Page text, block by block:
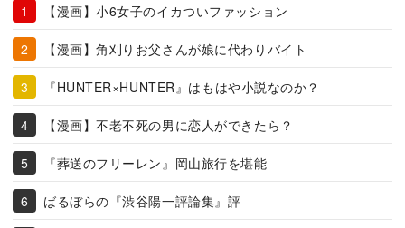
【漫画】小6女子のイカついファッション
【漫画】角刈りお父さんが娘に代わりバイト
『HUNTER×HUNTER』はもはや小説なのか？
【漫画】不老不死の男に恋人ができたら？
『葬送のフリーレン』岡山旅行を堪能
ばるぼらの『渋谷陽一評論集』評